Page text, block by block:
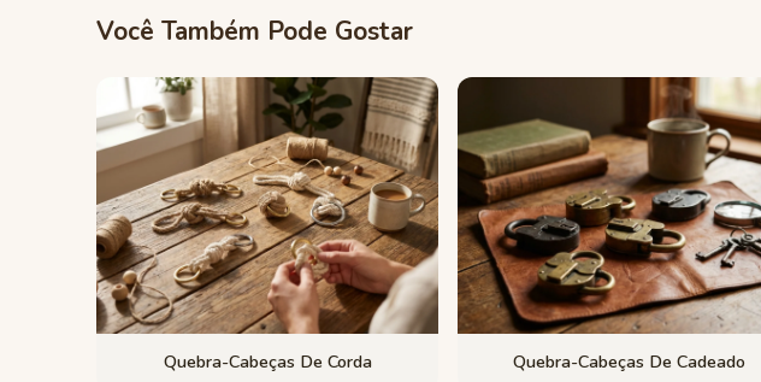
Você Também Pode Gostar
Quebra-Cabeças De Corda Quebra-Cabeças De Cadeado